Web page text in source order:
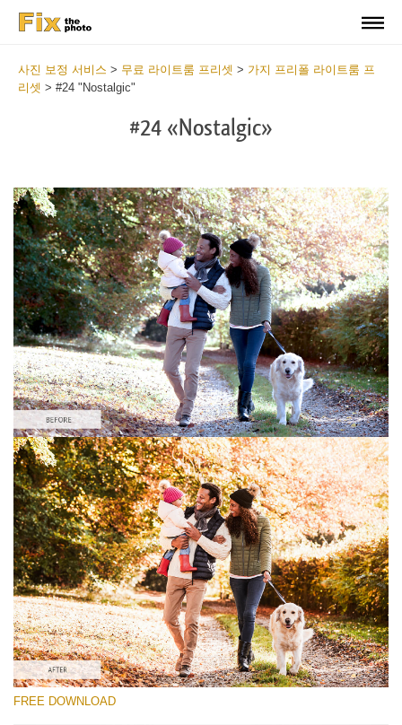
사진 보정 서비스 > 무료 라이트룸 프리셋 > 가지 프리폴 라이트룸 프
리셋 > #24 "Nostalgic"
#24 «Nostalgic»
선택 해주세요
Lightroom Fall Preset #24
Vintage Love
(60 Lr Presets)
Wedding Collection
(400 Lr Presets)
Entire Collection
(2067 Lr Presets)
FREE DOWNLOAD